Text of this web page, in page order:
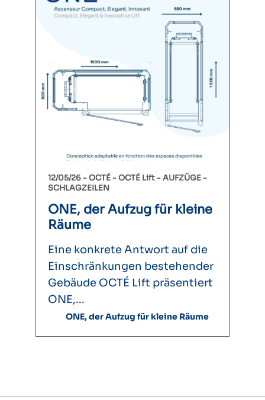
12/05/26 -OCTÉ OCTÉ Lift
AUFZÜGE
SCHLAGZEILEN
ONE, der Aufzug für kleine
Räume
Eine konkrete Antwort auf die
Einschränkungen bestehender
Gebäude OCTÉ Lift präsentiert
ONE,...
ONE, der Aufzug für kleine Räume